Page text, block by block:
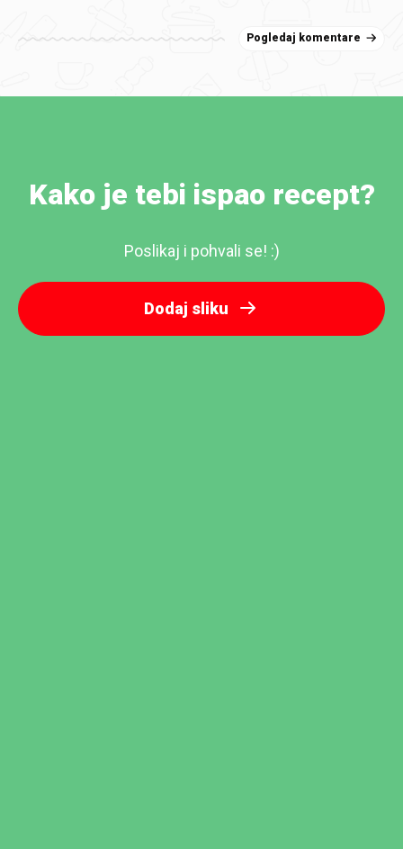
Pogledaj komentare
Kako je tebi ispao recept?
Poslikaj i pohvali se! :)
Dodaj sliku